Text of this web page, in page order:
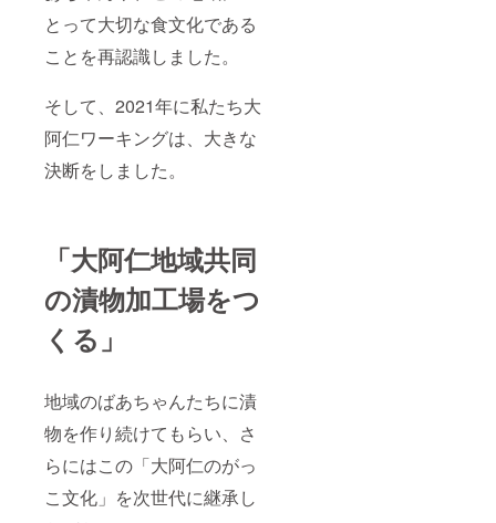
とって大切な食文化である
ことを再認識しました。
そして、2021年に私たち大
阿仁ワーキングは、大きな
決断をしました。
「大阿仁地域共同
の漬物加工場をつ
くる」
地域のばあちゃんたちに漬
物を作り続けてもらい、さ
らにはこの「大阿仁のがっ
こ文化」を次世代に継承し